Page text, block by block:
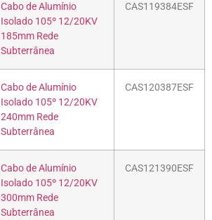
Cabo de Alumínio
Isolado 105º 12/20KV
185mm Rede
Subterrânea
CAS119384ESF
Cabo de Alumínio
Isolado 105º 12/20KV
240mm Rede
Subterrânea
CAS120387ESF
Cabo de Alumínio
Isolado 105º 12/20KV
300mm Rede
Subterrânea
CAS121390ESF